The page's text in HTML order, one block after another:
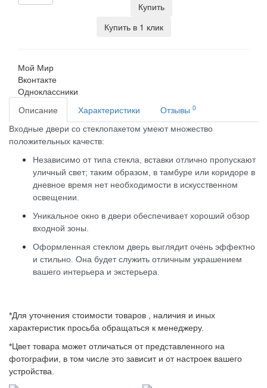
Купить
Купить в 1 клик
Мой Мир
Вконтакте
Одноклассники
Описание
Характеристики Отзывы 0
Входные двери со стеклопакетом умеют множество
положительных качеств:
Независимо от типа стекла, вставки отлично пропускают
уличный свет; таким образом, в тамбуре или коридоре в
дневное время нет необходимости в искусственном
освещении.
Уникальное окно в двери обеспечивает хороший обзор
входной зоны.
Оформленная стеклом дверь выглядит очень эффектно
и стильно. Она будет служить отличным украшением
вашего интерьера и экстерьера.
*Для уточнения стоимости товаров , наличия и иных
характеристик просьба обращаться к менеджеру.
*Цвет товара может отличаться от представленного на
фотографии, в том числе это зависит и от настроек вашего
устройства.